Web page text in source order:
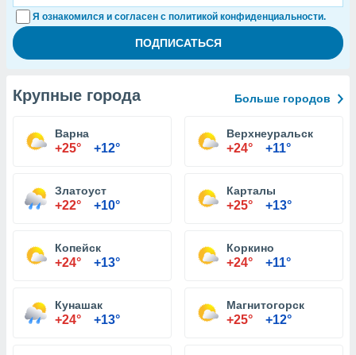
Я ознакомился и согласен с политикой конфиденциальности.
Крупные города Больше городов
Варна
+25° +12°
Верхнеуральск
+24° +11°
Златоуст
+22° +10°
Карталы
+25° +13°
Копейск
+24° +13°
Коркино
+24° +11°
Кунашак
+24° +13°
Магнитогорск
+25° +12°